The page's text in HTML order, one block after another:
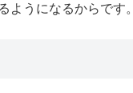
ようになるからです。